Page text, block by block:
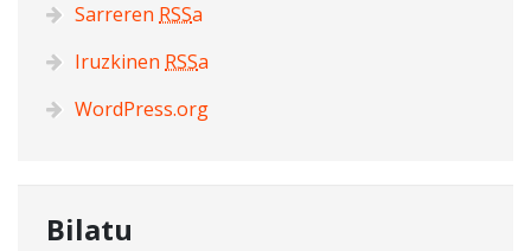
Sarreren RSSa
Iruzkinen RSSa
WordPress.org
Bilatu